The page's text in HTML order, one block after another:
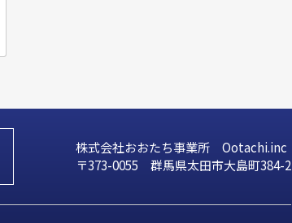
株式会社おおたち事業所 Ootachi.inc
〒373-0055 群馬県太田市大島町384-2